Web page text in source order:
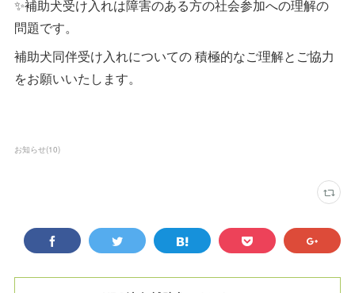
✨補助犬受け入れは障害のある方の社会参加への理解の
問題です。
補助犬同伴受け入れについての 積極的なご理解とご協力
をお願いいたします。
お知らせ(10)